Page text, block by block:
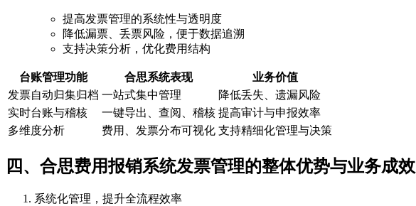
提高发票管理的系统性与透明度
降低漏票、丢票风险，便于数据追溯
支持决策分析，优化费用结构
台账管理功能 合思系统表现
业务价值
发票自动归集归档 一站式集中管理
降低丢失、遗漏风险
实时台账与稽核
一键导出、查阅、稽核 提高审计与申报效率
多维度分析
费用、发票分布可视化 支持精细化管理与决策
四、合思费用报销系统发票管理的整体优势与业务成效
系统化管理，提升全流程效率